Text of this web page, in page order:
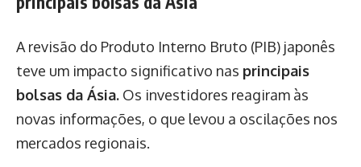
A revisão do Produto Interno Bruto (PIB) japonês
teve um impacto significativo nas principais
bolsas da Ásia. Os investidores reagiram às
novas informações, o que levou a oscilações nos
mercados regionais.